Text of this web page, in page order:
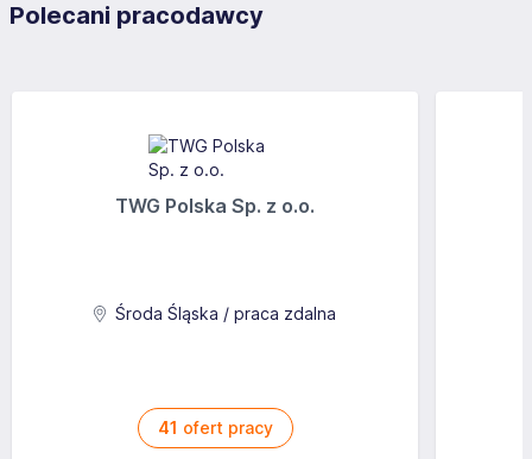
Polecani pracodawcy
TWG Polska Sp. z o.o.
Środa Śląska / praca zdalna
41 ofert pracy